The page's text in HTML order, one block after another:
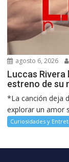
agosto 6, 2026
Luccas
estreno de su
*La canción deja
explorar un amor
Curiosidades y